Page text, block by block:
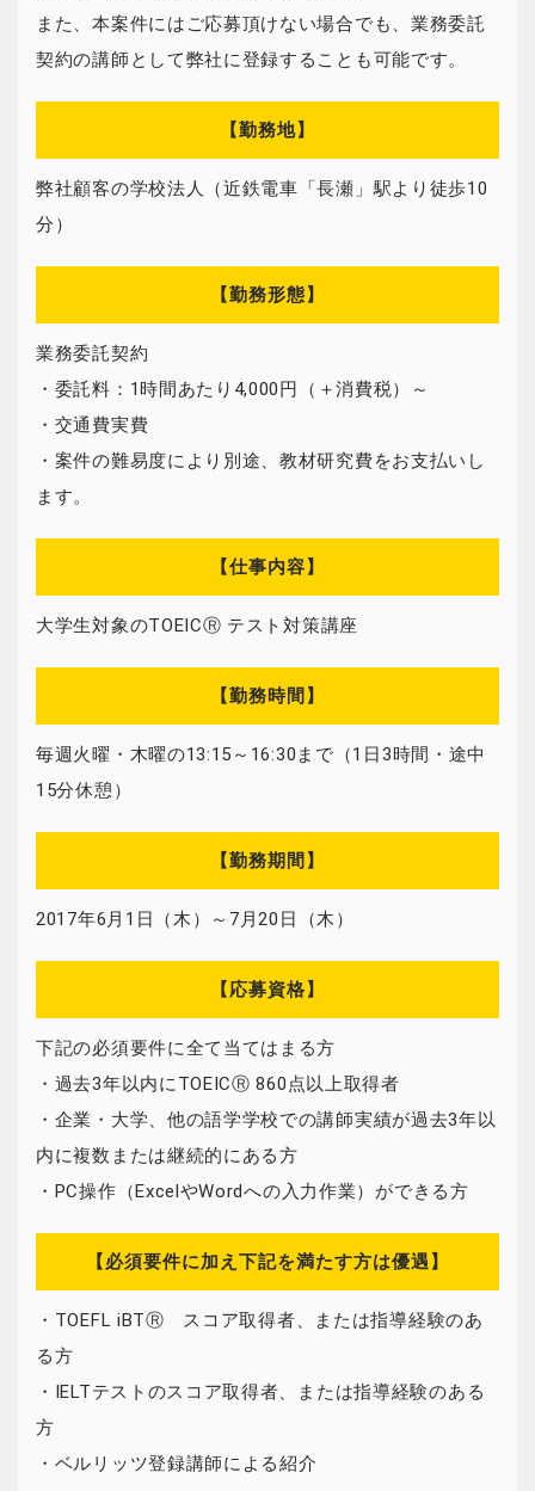
また、本案件にはご応募頂けない場合でも、業務委託
契約の講師として弊社に登録することも可能です。
【勤務地】
弊社顧客の学校法人（近鉄電車「長瀬」駅より徒歩10
分）
【勤務形態】
業務委託契約
・委託料：1時間あたり4,000円（＋消費税）～
・交通費実費
・案件の難易度により別途、教材研究費をお支払いし
ます。
【仕事内容】
大学生対象のTOEICⓇ テスト対策講座
【勤務時間】
毎週火曜・木曜の13:15～16:30まで（1日3時間・途中
15分休憩）
【勤務期間】
2017年6月1日（木）～7月20日（木）
【応募資格】
下記の必須要件に全て当てはまる方
・過去3年以内にTOEICⓇ 860点以上取得者
・企業・大学、他の語学学校での講師実績が過去3年以
内に複数または継続的にある方
・PC操作（ExcelやWordへの入力作業）ができる方
【必須要件に加え下記を満たす方は優遇】
・TOEFL iBTⓇ スコア取得者、または指導経験のあ
る方
・IELTテストのスコア取得者、または指導経験のある
方
・ベルリッツ登録講師による紹介